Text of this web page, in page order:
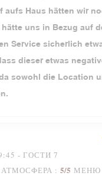
aufs Haus hätten wir
uns in Bezug auf
Service sicherlich
dieser etwas
sowohl die Location
- ГОСТИ 7
АТМОСФЕРА : 5/5 МЕНЮ